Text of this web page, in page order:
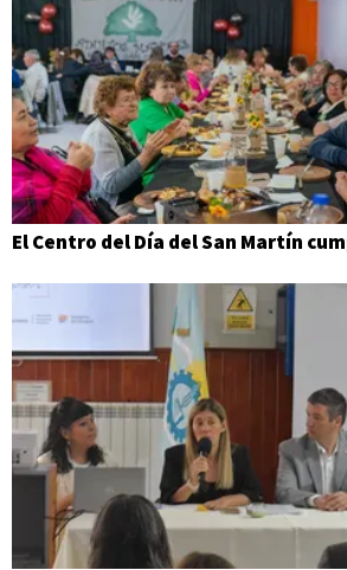
El Centro del Día del San Martín